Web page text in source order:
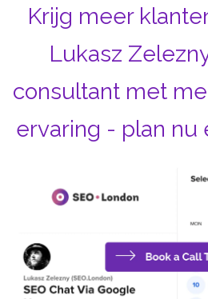
Krijg meer
Lukasz
consultant met
ervaring - plan nu